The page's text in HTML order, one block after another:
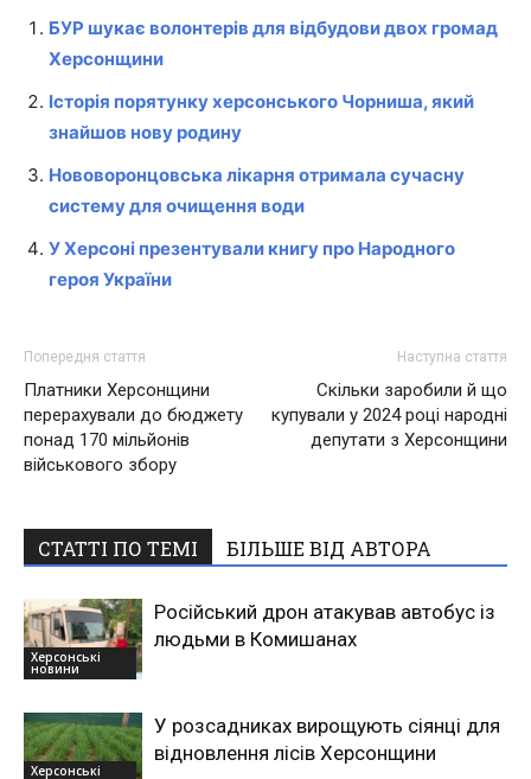
БУР шукає волонтерів для відбудови двох громад
Херсонщини
Історія порятунку херсонського Чорниша, який
знайшов нову родину
Нововоронцовська лікарня отримала сучасну
систему для очищення води
У Херсоні презентували книгу про Народного
героя України
Попередня стаття
Платники Херсонщини
перерахували до бюджету
понад 170 мільйонів
військового збору
Наступна стаття
Скільки заробили й що
купували у 2024 році народні
депутати з Херсонщини
СТАТТІ ПО ТЕМІ БІЛЬШЕ ВІД АВТОРА
Херсонські
новини
Російський дрон атакував автобус із
людьми в Комишанах
Херсонські
У розсадниках вирощують сіянці для
відновлення лісів Херсонщини